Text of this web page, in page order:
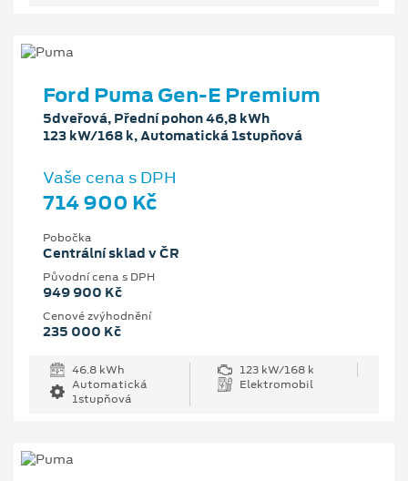
Ford Puma Gen-E Premium
5dveřová, Přední pohon 46,8 kWh
123 kW/168 k, Automatická 1stupňová
Vaše cena s DPH
714 900 Kč
Pobočka
Centrální sklad v ČR
Původní cena s DPH
949 900 Kč
Cenové zvýhodnění
235 000 Kč
46.8 kWh
123 kW/168 k
Automatická
1stupňová
Elektromobil